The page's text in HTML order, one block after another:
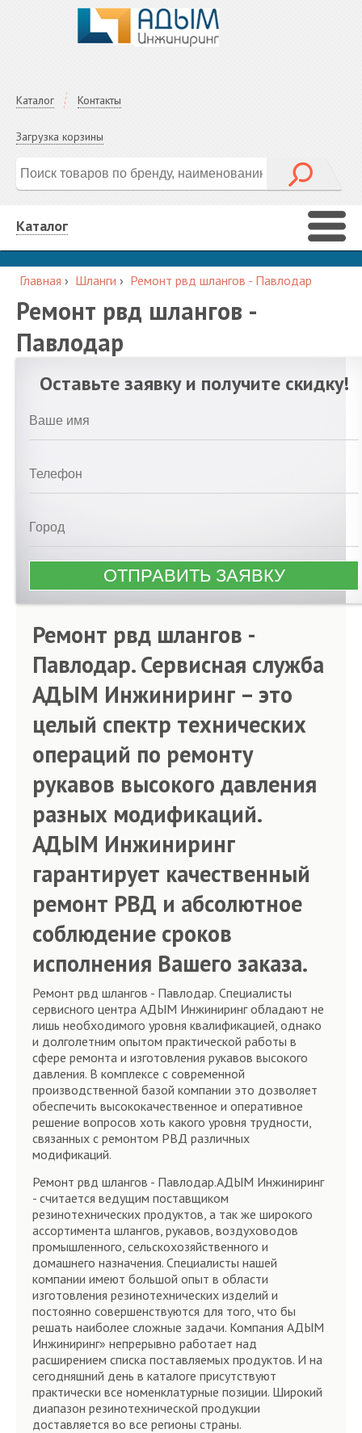
Каталог Контакты
Загрузка корзины
Каталог
Главная › Шланги › Ремонт рвд шлангов - Павлодар
Ремонт рвд шлангов -
Павлодар
Оставьте заявку и получите скидку!
Ремонт рвд шлангов -
Павлодар. Сервисная служба
АДЫМ Инжиниринг – это
целый спектр технических
операций по ремонту
рукавов высокого давления
разных модификаций.
АДЫМ Инжиниринг
гарантирует качественный
ремонт РВД и абсолютное
соблюдение сроков
исполнения Вашего заказа.
Ремонт рвд шлангов - Павлодар. Специалисты
сервисного центра АДЫМ Инжиниринг обладают не
лишь необходимого уровня квалификацией, однако
и долголетним опытом практической работы в
сфере ремонта и изготовления рукавов высокого
давления. В комплексе с современной
производственной базой компании это дозволяет
обеспечить высококачественное и оперативное
решение вопросов хоть какого уровня трудности,
связанных с ремонтом РВД различных
модификаций.
Ремонт рвд шлангов - Павлодар.АДЫМ Инжиниринг
- считается ведущим поставщиком
резинотехнических продуктов, а так же широкого
ассортимента шлангов, рукавов, воздуховодов
промышленного, сельскохозяйственного и
домашнего назначения. Специалисты нашей
компании имеют большой опыт в области
изготовления резинотехнических изделий и
постоянно совершенствуются для того, что бы
решать наиболее сложные задачи. Компания АДЫМ
Инжиниринг» непрерывно работает над
расширением списка поставляемых продуктов. И на
сегодняшний день в каталоге присутствуют
практически все номенклатурные позиции. Широкий
диапазон резинотехнической продукции
доставляется во все регионы страны.